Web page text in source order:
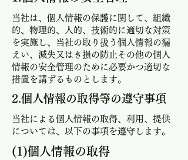
​当社は、個人情報の保護に関して、組織
的、物理的、人的、技術的に適切な対策
を実施し、当社の取り扱う個人情報の漏
えい、滅失又はき損の防止その他の個人
情報の安全管理のために必要かつ適切な
措置を講ずるものとします。
2.個人情報の取得等の遵守事項
​当社による個人情報の取得、利用、提供
については、以下の事項を遵守します。
​(1)個人情報の取得